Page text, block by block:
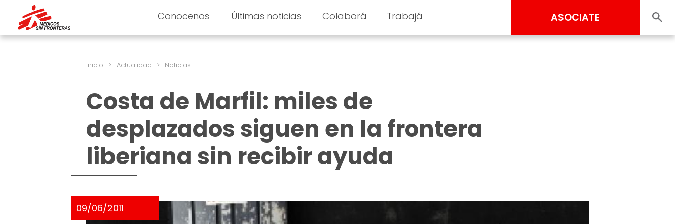
Conocenos Últimas noticias Colaborá Trabajá ASOCIATE
Inicio > Actualidad > Noticias
Costa de Marfil: miles de
desplazados siguen en la frontera
liberiana sin recibir ayuda
09/06/2011